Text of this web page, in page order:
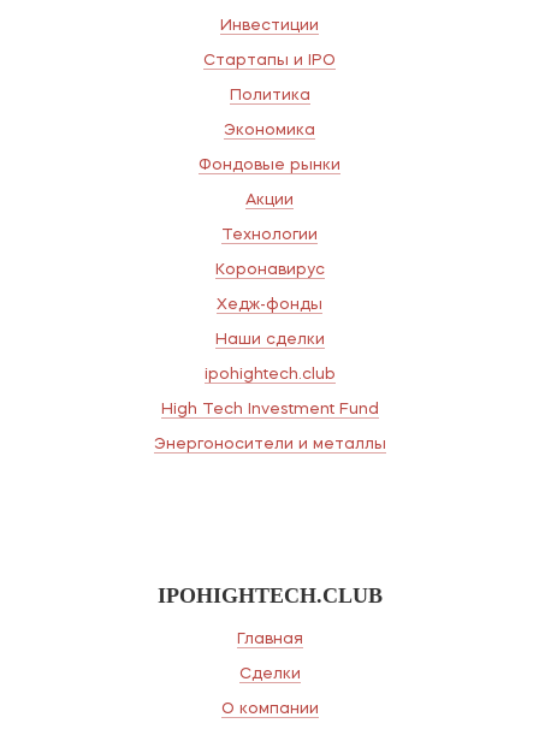
IPOHIGHTECH.CLUB
Главная
Сделки
О компании
Инвестиции
Стартапы и IPO
Политика
Экономика
Фондовые рынки
Акции
Технологии
Коронавирус
Хедж-фонды
Наши сделки
ipohightech.club
High Tech Investment Fund
Энергоносители и металлы